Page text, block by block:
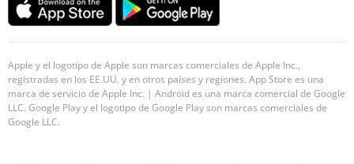
Apple y el logotipo de Apple son marcas comerciales de Apple Inc.,
registradas en los EE.UU. y en otros países y regiones. App Store es una
marca de servicio de Apple Inc. | Android es una marca comercial de Google
LLC. Google Play y el logotipo de Google Play son marcas comerciales de
Google LLC.